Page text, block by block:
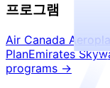
프로그램
Air Canada
PlanEmirates
programs →